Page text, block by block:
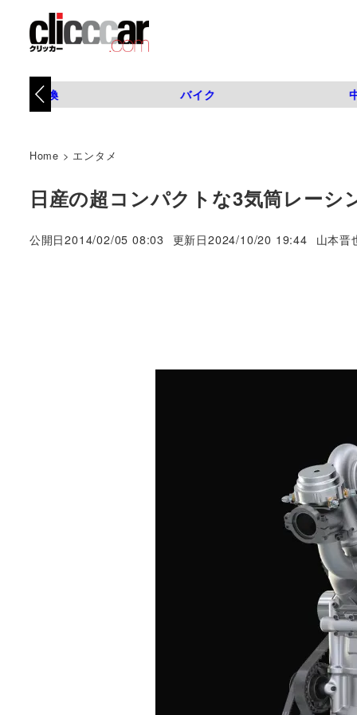
タイヤ交換 バイク
Home > エンタメ
日産の超コンパクトな3気筒レー
公開日2014/02/05 08:03 更新日2024/10/20 19:44
著
山本晋